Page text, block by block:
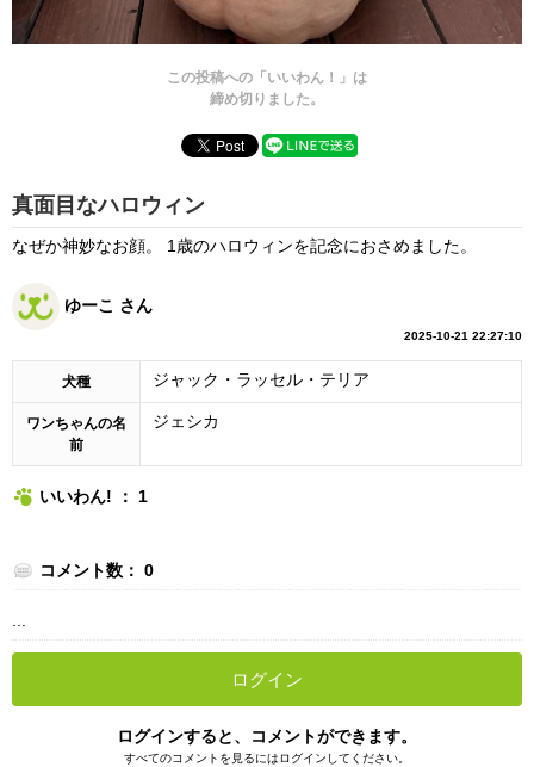
この投稿への「いいわん！」は
締め切りました。
真面目なハロウィン
なぜか神妙なお顔。 1歳のハロウィンを記念におさめました。
ゆーこ さん
2025-10-21 22:27:10
犬種 ジャック・ラッセル・テリア
ワンちゃんの名
前
ジェシカ
いいわん! ： 1
コメント数： 0
ログイン
ログインすると、コメントができます。
すべてのコメントを見るにはログインしてください。